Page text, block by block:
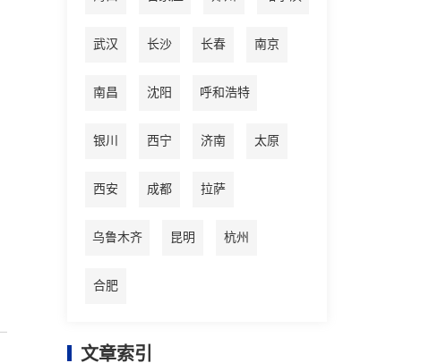
武汉 长沙 长春 南京
南昌 沈阳 呼和浩特
银川 西宁 济南 太原
西安 成都 拉萨
乌鲁木齐 昆明 杭州
合肥
文章索引